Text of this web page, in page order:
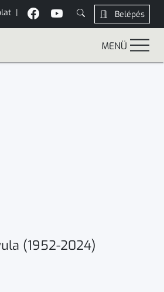
| Belépés
MENÜ
(1952-2024)